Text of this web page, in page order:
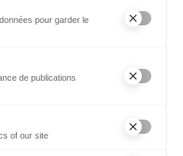
pour garder le
de publications
of our site